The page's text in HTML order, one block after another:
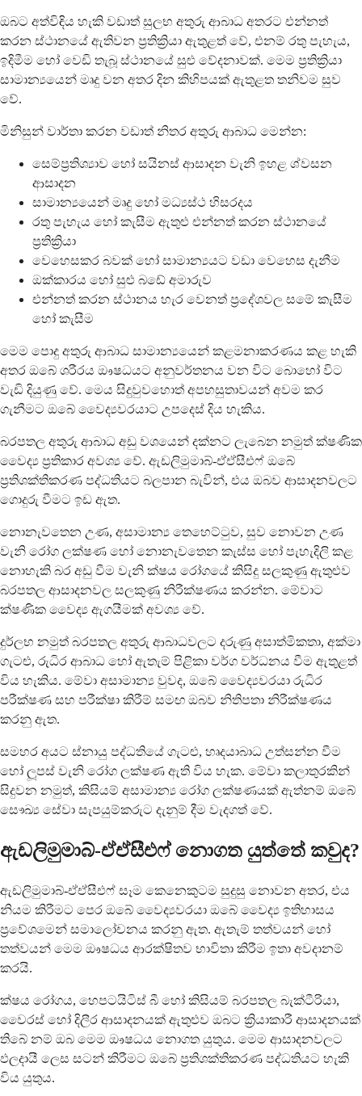
ඔබට අත්විඳිය හැකි වඩාත් සුලභ අතුරු ආබාධ අතරට එන්නත්
කරන ස්ථානයේ ඇතිවන ප්‍රතික්‍රියා ඇතුළත් වේ, එනම් රතු පැහැය,
ඉදිමීම හෝ වෙඩි තැබූ ස්ථානයේ සුළු වේදනාවක්. මෙම ප්‍රතික්‍රියා
සාමාන්‍යයෙන් මෘදු වන අතර දින කිහිපයක් ඇතුළත තනිවම සුව
වේ.
මිනිසුන් වාර්තා කරන වඩාත් නිතර අතුරු ආබාධ මෙන්න:
සෙම්ප්‍රතිශ්‍යාව හෝ සයිනස් ආසාදන වැනි ඉහළ ශ්වසන
ආසාදන
සාමාන්‍යයෙන් මෘදු හෝ මධ්‍යස්ථ හිසරදය
රතු පැහැය හෝ කැසීම ඇතුළු එන්නත් කරන ස්ථානයේ
ප්‍රතික්‍රියා
වෙහෙසකර බවක් හෝ සාමාන්‍යයට වඩා වෙහෙස දැනීම
ඔක්කාරය හෝ සුළු බඩේ අමාරුව
එන්නත් කරන ස්ථානය හැර වෙනත් ප්‍රදේශවල සමේ කැසීම
හෝ කැසීම
මෙම පොදු අතුරු ආබාධ සාමාන්‍යයෙන් කළමනාකරණය කළ හැකි
අතර ඔබේ ශරීරය ඖෂධයට අනුවර්තනය වන විට බොහෝ විට
වැඩි දියුණු වේ. මෙය සිදුවුවහොත් අපහසුතාවයන් අවම කර
ගැනීමට ඔබේ වෛද්‍යවරයාට උපදෙස් දිය හැකිය.
බරපතල අතුරු ආබාධ අඩු වශයෙන් දක්නට ලැබෙන නමුත් ක්ෂණික
වෛද්‍ය ප්‍රතිකාර අවශ්‍ය වේ. ඇඩලිමුමාබ්-ඒඒසීඑෆ් ඔබේ
ප්‍රතිශක්තිකරණ පද්ධතියට බලපාන බැවින්, එය ඔබව ආසාදනවලට
ගොදුරු වීමට ඉඩ ඇත.
නොනැවතෙන උණ, අසාමාන්‍ය තෙහෙට්ටුව, සුව නොවන උණ
වැනි රෝග ලක්ෂණ හෝ නොනැවතෙන කැස්ස හෝ පැහැදිලි කළ
නොහැකි බර අඩු වීම වැනි ක්ෂය රෝගයේ කිසිදු සලකුණු ඇතුළුව
බරපතල ආසාදනවල සලකුණු නිරීක්ෂණය කරන්න. මේවාට
ක්ෂණික වෛද්‍ය ඇගයීමක් අවශ්‍ය වේ.
දුර්ලභ නමුත් බරපතල අතුරු ආබාධවලට දරුණු අසාත්මිකතා, අක්මා
ගැටළු, රුධිර ආබාධ හෝ ඇතැම් පිළිකා වර්ග වර්ධනය වීම ඇතුළත්
විය හැකිය. මේවා අසාමාන්‍ය වුවද, ඔබේ වෛද්‍යවරයා රුධිර
පරීක්ෂණ සහ පරීක්ෂා කිරීම් සමඟ ඔබව නිතිපතා නිරීක්ෂණය
කරනු ඇත.
සමහර අයට ස්නායු පද්ධතියේ ගැටළු, හෘදයාබාධ උත්සන්න වීම
හෝ ලූපස් වැනි රෝග ලක්ෂණ ඇති විය හැක. මේවා කලාතුරකින්
සිදුවන නමුත්, කිසියම් අසාමාන්‍ය රෝග ලක්ෂණයක් ඇත්නම් ඔබේ
සෞඛ්‍ය සේවා සැපයුම්කරුට දැනුම් දීම වැදගත් වේ.
ඇඩලිමුමාබ්-ඒඒසීඑෆ් නොගත යුත්තේ කවුද?
ඇඩලිමුමාබ්-ඒඒසීඑෆ් සෑම කෙනෙකුටම සුදුසු නොවන අතර, එය
නියම කිරීමට පෙර ඔබේ වෛද්‍යවරයා ඔබේ වෛද්‍ය ඉතිහාසය
ප්‍රවේශමෙන් සමාලෝචනය කරනු ඇත. ඇතැම් තත්වයන් හෝ
තත්වයන් මෙම ඖෂධය ආරක්ෂිතව භාවිතා කිරීම ඉතා අවදානම්
කරයි.
ක්ෂය රෝගය, හෙපටයිටිස් බී හෝ කිසියම් බරපතල බැක්ටීරියා,
වෛරස් හෝ දිලීර ආසාදනයක් ඇතුළුව ඔබට ක්‍රියාකාරී ආසාදනයක්
තිබේ නම් ඔබ මෙම ඖෂධය නොගත යුතුය. මෙම ආසාදනවලට
ඵලදායී ලෙස සටන් කිරීමට ඔබේ ප්‍රතිශක්තිකරණ පද්ධතියට හැකි
විය යුතුය.